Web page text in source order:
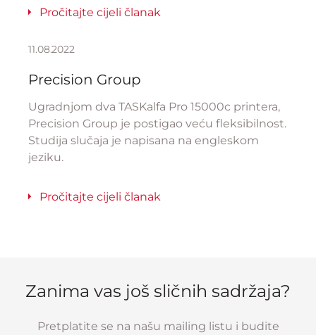
Pročitajte cijeli članak
11.08.2022
Precision Group
Ugradnjom dva TASKalfa Pro 15000c printera,
Precision Group je postigao veću fleksibilnost.
Studija slučaja je napisana na engleskom
jeziku.
Pročitajte cijeli članak
Zanima vas još sličnih sadržaja?
Pretplatite se na našu mailing listu i budite